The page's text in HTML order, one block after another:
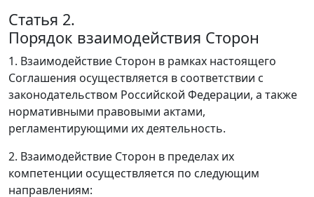
Статья 2.
Порядок взаимодействия Сторон
1. Взаимодействие Сторон в рамках настоящего
Соглашения осуществляется в соответствии с
законодательством Российской Федерации, а также
нормативными правовыми актами,
регламентирующими их деятельность.
2. Взаимодействие Сторон в пределах их
компетенции осуществляется по следующим
направлениям: